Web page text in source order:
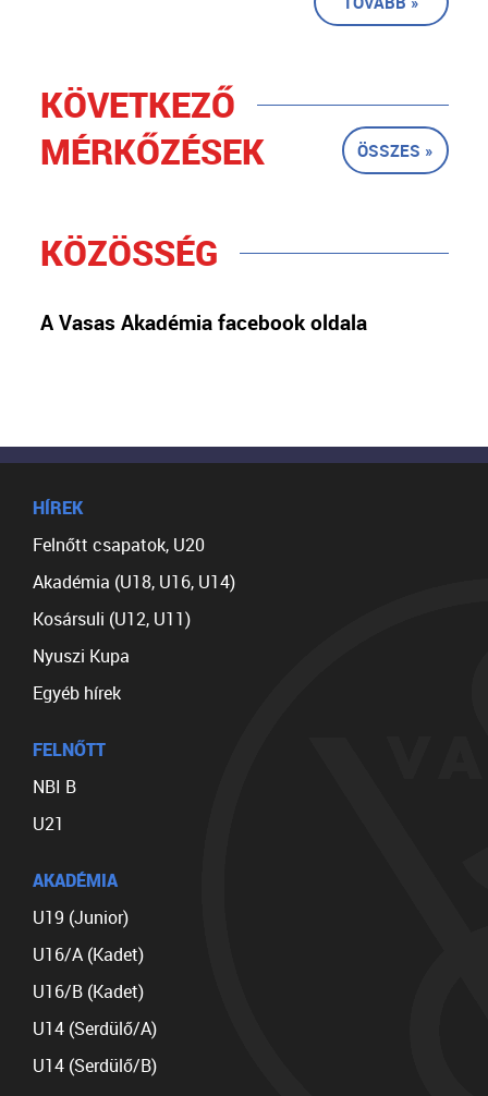
KÖVETKEZŐ
MÉRKŐZÉSEK
ÖSSZES »
KÖZÖSSÉG
A Vasas Akadémia facebook oldala
HÍREK
Felnőtt csapatok, U20
Akadémia (U18, U16, U14)
Kosársuli (U12, U11)
Nyuszi Kupa
Egyéb hírek
FELNŐTT
NBI B
U21
AKADÉMIA
U19 (Junior)
U16/A (Kadet)
U16/B (Kadet)
U14 (Serdülő/A)
U14 (Serdülő/B)